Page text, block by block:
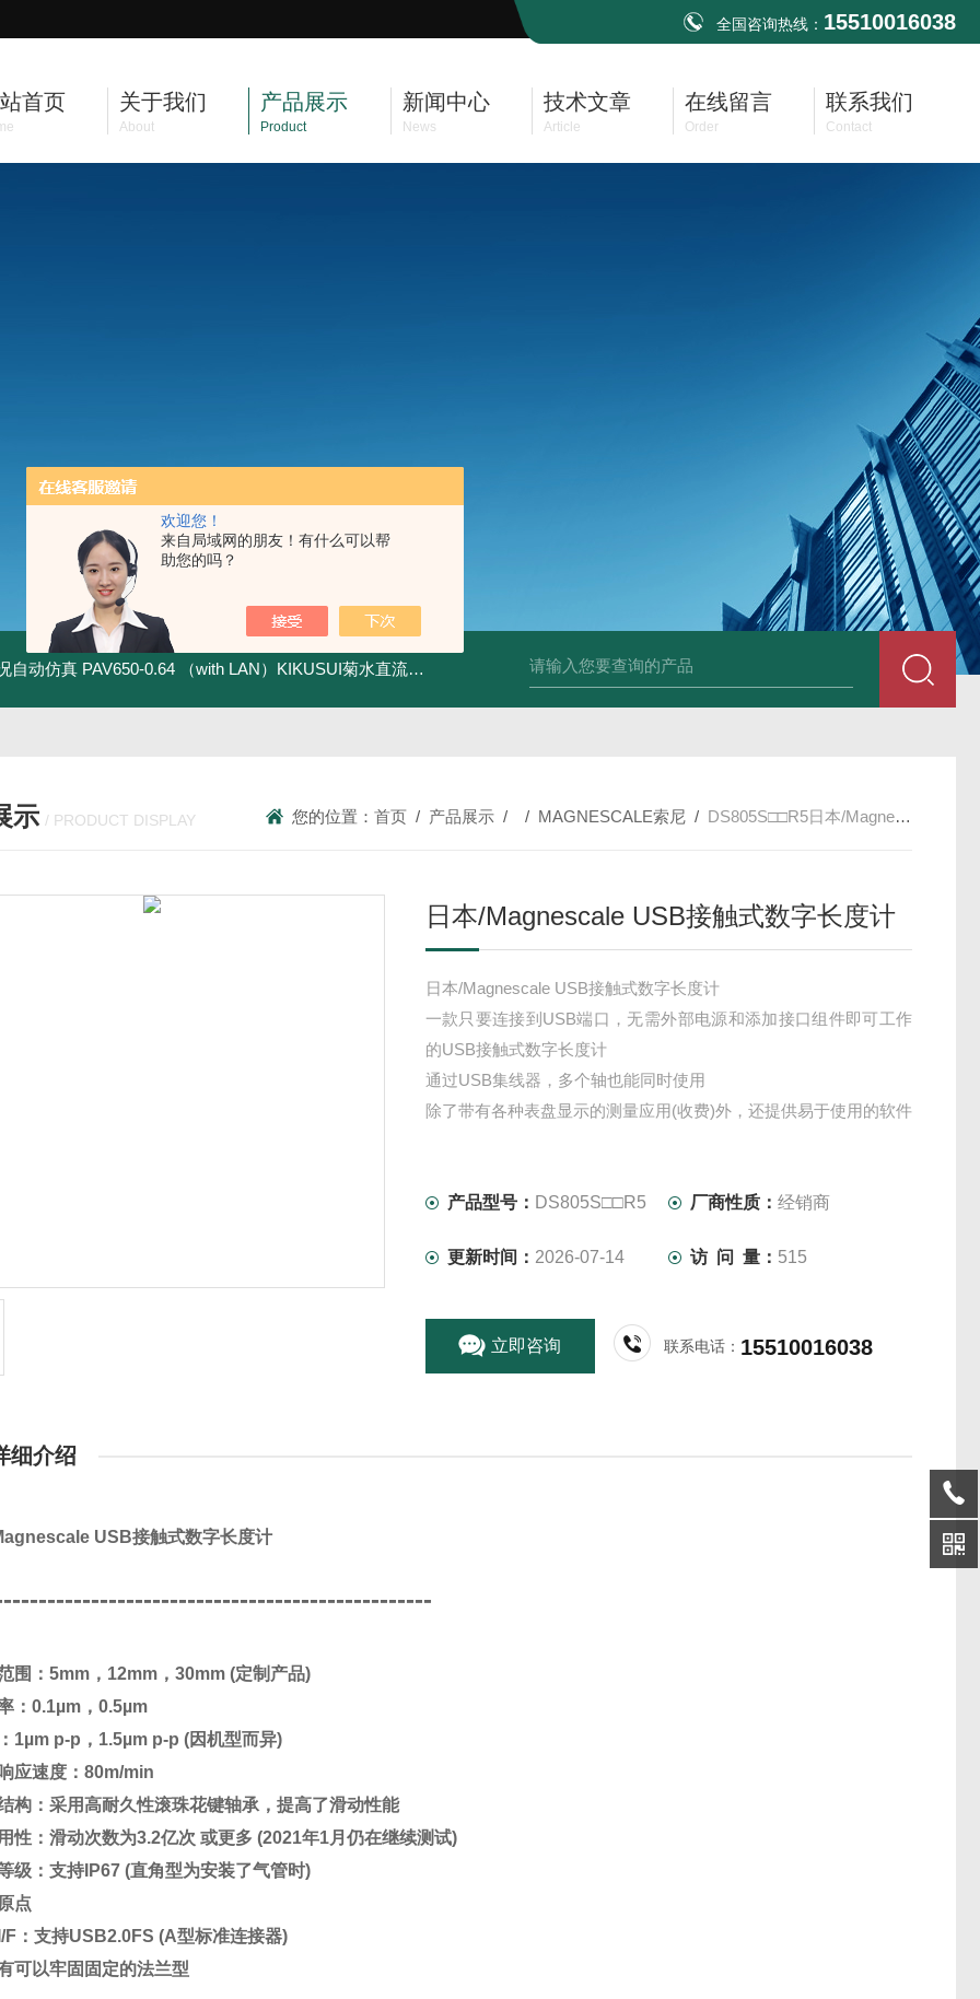
欢迎您！
来自局域网的朋友！有什么可以帮
助您的吗？
全国咨询热线： 15510016038
首页 关于我们
About
产品展示
Product
新闻中心
News
技术文章
Article
在线留言
Order
联系我们
Contact
自动仿真 PAV650-0.64 （with LAN）KIKUSUI菊水直流电源-四象限节能测试 PAV320-1.3 （with LAN）KIKUSUI菊水直流电源-故障快
示 / PRODUCT DISPLAY 您的位置：首页 / 产品展示 / / MAGNESCALE索尼 / DS805S□□R5日本/Magnescale USB接触式数字长度计
日本/Magnescale USB接触式数字长度计
日本/Magnescale USB接触式数字长度计
一款只要连接到USB端口，无需外部电源和添加接口组件即可工作
的USB接触式数字长度计
通过USB集线器，多个轴也能同时使用
除了带有各种表盘显示的测量应用(收费)外，还提供易于使用的软件
产品型号： DS805S□□R5 厂商性质：经销商
更新时间： 2026-07-14 访 问 量： 515
立即咨询 联系电话： 15510016038
细介绍
USB接触式数字长度计
围：5mm，12mm，30mm (定制产品)
：0.1µm，0.5µm
1µm p-p，1.5µm p-p (因机型而异)
应速度：80m/min
构：采用高耐久性滚珠花键轴承，提高了滑动性能
性：滑动次数为3.2亿次 或更多 (2021年1月仍在继续测试)
级：支持IP67 (直角型为安装了气管时)
点
F：支持USB2.0FS (A型标准连接器)
可以牢固固定的法兰型